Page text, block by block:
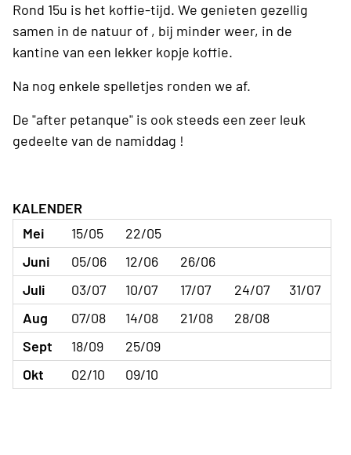
Rond 15u is het koffie-tijd. We genieten gezellig
samen in de natuur of , bij minder weer, in de
kantine van een lekker kopje koffie.
Na nog enkele spelletjes ronden we af.
De "after petanque" is ook steeds een zeer leuk
gedeelte van de namiddag !
KALENDER
Mei
15/05
22/05
Juni
05/06 12/06
26/06
Juli
03/07 10/07 17/07 24/07
31/07
Aug
07/08 14/08 21/08
28/08
Sept
18/09
25/09
Okt
02/10 09/10